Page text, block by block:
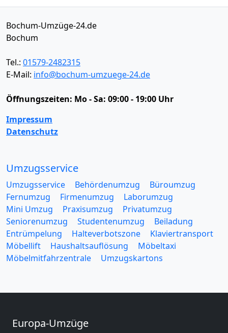
Bochum-Umzüge-24.de
Bochum
Tel.: 01579-2482315
E-Mail: info@bochum-umzuege-24.de
Öffnungszeiten: Mo - Sa: 09:00 - 19:00 Uhr
Impressum
Datenschutz
Umzugsservice
Umzugsservice Behördenumzug
Büroumzug
Fernumzug
Firmenumzug
Laborumzug
Mini Umzug
Praxisumzug
Privatumzug
Seniorenumzug
Studentenumzug
Beiladung
Entrümpelung
Halteverbotszone
Klaviertransport
Möbellift
Haushaltsauflösung
Möbeltaxi
Möbelmitfahrzentrale
Umzugskartons
Europa-Umzüge